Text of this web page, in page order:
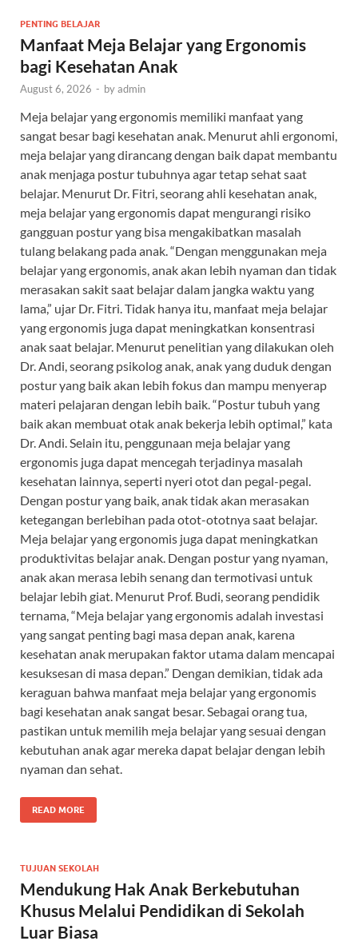
PENTING BELAJAR
Manfaat Meja Belajar yang Ergonomis
bagi Kesehatan Anak
August 6, 2026 - byadmin
Meja belajar yang ergonomis memiliki manfaat yang
sangat besar bagi kesehatan anak. Menurut ahli ergonomi,
meja belajar yang dirancang dengan baik dapat membantu
anak menjaga postur tubuhnya agar tetap sehat saat
belajar. Menurut Dr. Fitri, seorang ahli kesehatan anak,
meja belajar yang ergonomis dapat mengurangi risiko
gangguan postur yang bisa mengakibatkan masalah
tulang belakang pada anak. “Dengan menggunakan meja
belajar yang ergonomis, anak akan lebih nyaman dan tidak
merasakan sakit saat belajar dalam jangka waktu yang
lama,” ujar Dr. Fitri. Tidak hanya itu, manfaat meja belajar
yang ergonomis juga dapat meningkatkan konsentrasi
anak saat belajar. Menurut penelitian yang dilakukan oleh
Dr. Andi, seorang psikolog anak, anak yang duduk dengan
postur yang baik akan lebih fokus dan mampu menyerap
materi pelajaran dengan lebih baik. “Postur tubuh yang
baik akan membuat otak anak bekerja lebih optimal,” kata
Dr. Andi. Selain itu, penggunaan meja belajar yang
ergonomis juga dapat mencegah terjadinya masalah
kesehatan lainnya, seperti nyeri otot dan pegal-pegal.
Dengan postur yang baik, anak tidak akan merasakan
ketegangan berlebihan pada otot-ototnya saat belajar.
Meja belajar yang ergonomis juga dapat meningkatkan
produktivitas belajar anak. Dengan postur yang nyaman,
anak akan merasa lebih senang dan termotivasi untuk
belajar lebih giat. Menurut Prof. Budi, seorang pendidik
ternama, “Meja belajar yang ergonomis adalah investasi
yang sangat penting bagi masa depan anak, karena
kesehatan anak merupakan faktor utama dalam mencapai
kesuksesan di masa depan.” Dengan demikian, tidak ada
keraguan bahwa manfaat meja belajar yang ergonomis
bagi kesehatan anak sangat besar. Sebagai orang tua,
pastikan untuk memilih meja belajar yang sesuai dengan
kebutuhan anak agar mereka dapat belajar dengan lebih
nyaman dan sehat.
READ MORE
TUJUAN SEKOLAH
Mendukung Hak Anak Berkebutuhan
Khusus Melalui Pendidikan di Sekolah
Luar Biasa